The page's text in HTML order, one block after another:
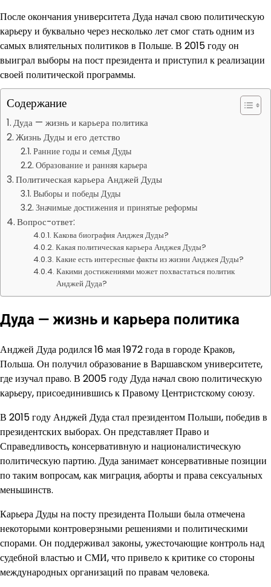
После окончания университета Дуда начал свою политическую
карьеру и буквально через несколько лет смог стать одним из
самых влиятельных политиков в Польше. В 2015 году он
выиграл выборы на пост президента и приступил к реализации
своей политической программы.
Содержание
Дуда — жизнь и карьера политика
Жизнь Дуды и его детство
Ранние годы и семья Дуды
Образование и ранняя карьера
Политическая карьера Анджей Дуды
Выборы и победы Дуды
Значимые достижения и принятые реформы
Вопрос-ответ:
Какова биография Анджея Дуды?
Какая политическая карьера Анджея Дуды?
Какие есть интересные факты из жизни Анджея Дуды?
Какими достижениями может похвастаться политик
Анджей Дуда?
Дуда — жизнь и карьера политика
Анджей Дуда родился 16 мая 1972 года в городе Краков,
Польша. Он получил образование в Варшавском университете,
где изучал право. В 2005 году Дуда начал свою политическую
карьеру, присоединившись к Правому Центристскому союзу.
В 2015 году Анджей Дуда стал президентом Польши, победив в
президентских выборах. Он представляет Право и
Справедливость, консервативную и националистическую
политическую партию. Дуда занимает консервативные позиции
по таким вопросам, как миграция, аборты и права сексуальных
меньшинств.
Карьера Дуды на посту президента Польши была отмечена
некоторыми контроверзными решениями и политическими
спорами. Он поддерживал законы, ужесточающие контроль над
судебной властью и СМИ, что привело к критике со стороны
международных организаций по правам человека.